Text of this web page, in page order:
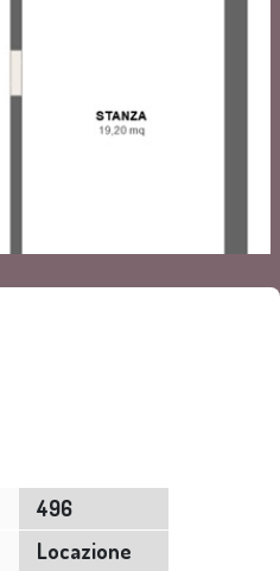
496
Locazione